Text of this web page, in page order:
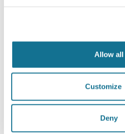
Allow all
Customize
Deny
High-
3D simulator บน web-
งานจริงจากคุณหมอ 100 ประ
ใช้จากสมาคมศัลยก